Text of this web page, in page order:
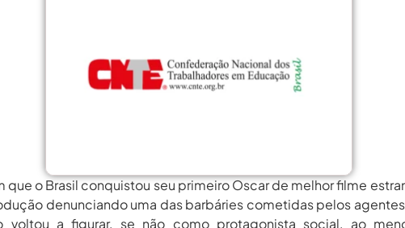
MEC Autoriza 937 Novos Cargos Em Institutos Federais... agosto 6, 2026
MEC Autoriza 937 Novos Cargos Em Institutos Federais...
Da 78ª SBPC: Na Primeira Participação, PROIFES... agosto 6, 2026
que o Brasil conquistou seu primeiro Oscar de melhor filme
denunciando uma das barbáries cometidas pelos
voltou a figurar, se não como protagonista social, ao